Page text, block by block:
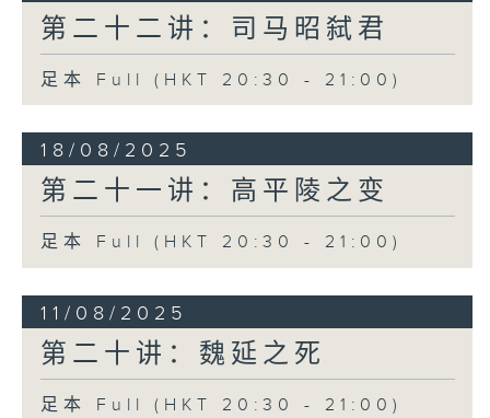
第二十二讲：司马昭弑君
足本 Full (HKT 20:30 - 21:00)
18/08/2025
第二十一讲：高平陵之变
足本 Full (HKT 20:30 - 21:00)
11/08/2025
第二十讲：魏延之死
足本 Full (HKT 20:30 - 21:00)